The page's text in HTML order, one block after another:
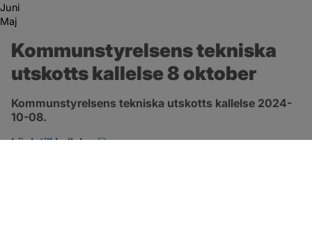
Juni
Maj
Kommunstyrelsens tekniska
utskotts kallelse 8 oktober
Kommunstyrelsens tekniska utskotts kallelse 2024-
10-08.
Länk till kallelse
pdf, 134.7 kB, öppnas i nytt fönster.